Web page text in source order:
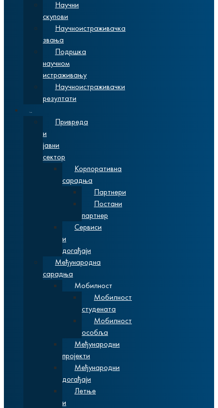
Научни
скупови
Научноистраживачка
звања
Подршка
научном
истраживању
Научноистраживачки
резултати
Привреда
и
јавни
сектор
Корпоративна
сарадња
Партнери
Постани
партнер
Сервиси
и
догађаји
Међународна
сарадња
Мобилност
Мобилност
студената
Мобилност
особља
Међународни
пројекти
Међународни
догађаји
Летње
и